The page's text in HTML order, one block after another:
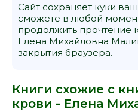
Сайт сохраняет куки
сможете в любой
продолжить прочтение
Елена Михайловна
закрытия браузера.
Книги схожие с
крови - Елена